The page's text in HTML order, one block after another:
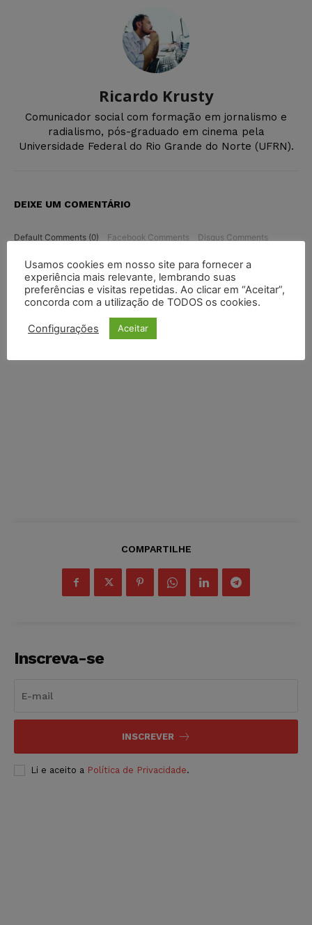
Ricardo Krusty
Comunicador social com formação em jornalismo e
radialismo, pós-graduado em cinema pela
Universidade Federal do Rio Grande do Norte (UFRN).
DEIXE UM COMENTÁRIO
Default Comments (0) Facebook Comments Disqus Comments
COMPARTILHE
Inscreva-se
INSCREVER
Li e aceito a Política de Privacidade.
Usamos cookies em nosso site para fornecer a
experiência mais relevante, lembrando suas
preferências e visitas repetidas. Ao clicar em “Aceitar”,
concorda com a utilização de TODOS os cookies.
Configurações Aceitar